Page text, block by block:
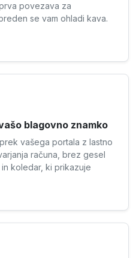
povezava za
se vam ohladi kava.
blagovno znamko
vašega portala z lastno
računa, brez gesel
koledar, ki prikazuje